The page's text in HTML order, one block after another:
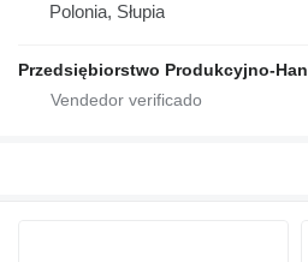
Polonia, Słupia